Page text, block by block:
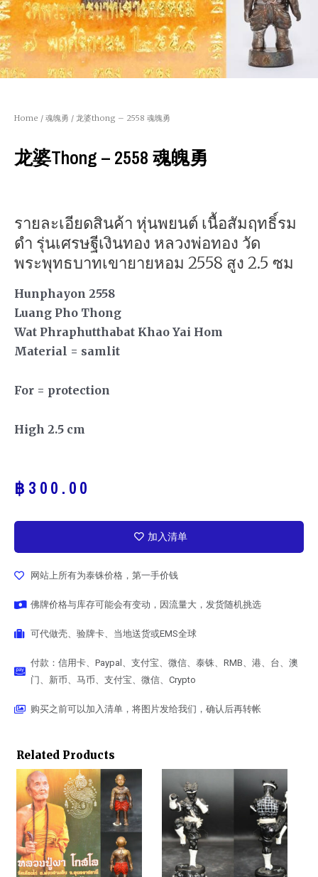
Home / 魂魄勇 / 龙婆thong – 2558 魂魄勇
龙婆thong – 2558 魂魄勇
รายละเอียดสินค้า หุ่นพยนต์ เนื้อสัมฤทธิ์รม
ดำ รุ่นเศรษฐีเงินทอง หลวงพ่อทอง วัด
พระพุทธบาทเขายายหอม 2558 สูง 2.5 ซม
Hunphayon 2558
Luang Pho Thong
Wat Phraphutthabat Khao Yai Hom
Material = samlit
For = protection
High 2.5 cm
฿ 300.00
加入清单
网站上所有为泰铢价格，第一手价钱
佛牌价格与库存可能会有变动，因流量大，发货随机挑选
可代做壳、验牌卡、当地送货或EMS全球
付款：信用卡、Paypal、支付宝、微信、泰铢、RMB、港、台、澳
门、新币、马币、支付宝、微信、Crypto
购买之前可以加入清单，将图片发给我们，确认后再转帐
Related Products